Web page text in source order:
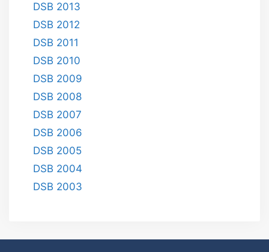
DSB 2013
DSB 2012
DSB 2011
DSB 2010
DSB 2009
DSB 2008
DSB 2007
DSB 2006
DSB 2005
DSB 2004
DSB 2003